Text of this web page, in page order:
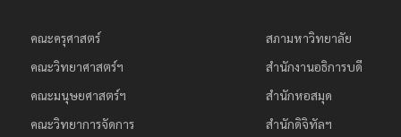
คณะครุศาสตร์
คณะวิทยาศาสตร์ฯ
คณะมนุษยศาสตร์ฯ
คณะวิทยาการจัดการ
สภามหาวิทยาลัย
สำนักงานอธิการบดี
สำนักหอสมุด
สำนักดิจิทัลฯ